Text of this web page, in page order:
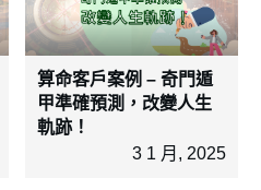
算命客戶案例 – 奇門遁
甲準確預測，改變人生
軌跡！
3 1 月, 2025